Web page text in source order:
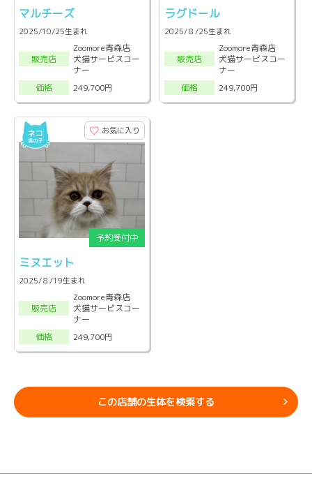
マルチーズ
2025/10/25生まれ
販売店
Zoomore青森店
犬猫サービスコー
ナー
価格
249,700円
ラグドール
2025/８/25生まれ
販売店
Zoomore青森店
犬猫サービスコー
ナー
価格
249,700円
お気に入り
ミヌエット
2025/８/19生まれ
販売店
Zoomore青森店
犬猫サービスコー
ナー
価格
249,700円
この店舗の生体を検索する